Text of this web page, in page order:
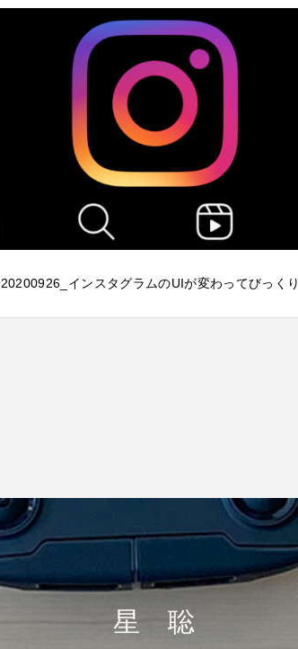
20200926_インスタグラムのUIが変わってびっくり
星 聡